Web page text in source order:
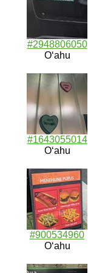
#2948806050
Oʻahu
#1643055014
Oʻahu
#900534960
Oʻahu